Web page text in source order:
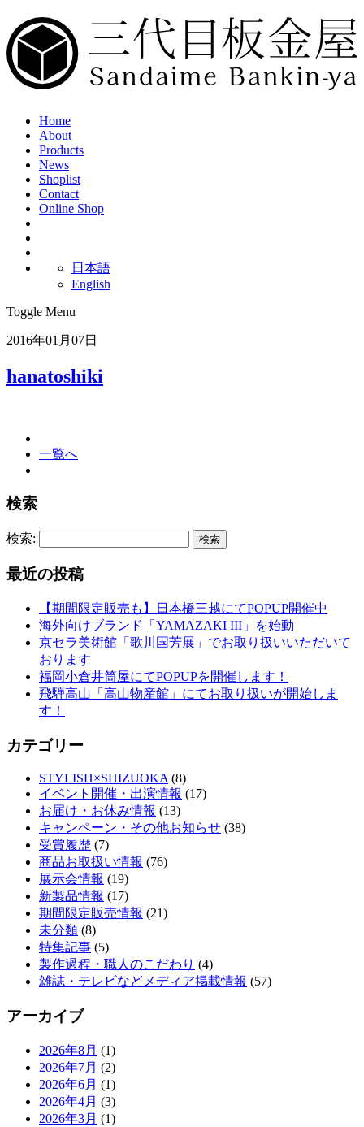
Home
About
Products
News
Shoplist
Contact
Online Shop
日本語
English
Toggle Menu
2016年01月07日
hanatoshiki
一覧へ
検索
検索:
最近の投稿
【期間限定販売も】日本橋三越にてPOPUP開催中
海外向けブランド「YAMAZAKI III」を始動
京セラ美術館「歌川国芳展」でお取り扱いいただいて
おります
福岡小倉井筒屋にてPOPUPを開催します！
飛騨高山「高山物産館」にてお取り扱いが開始しま
す！
カテゴリー
STYLISH×SHIZUOKA (8)
イベント開催・出演情報 (17)
お届け・お休み情報 (13)
キャンペーン・その他お知らせ (38)
受賞履歴 (7)
商品お取扱い情報 (76)
展示会情報 (19)
新製品情報 (17)
期間限定販売情報 (21)
未分類 (8)
特集記事 (5)
製作過程・職人のこだわり (4)
雑誌・テレビなどメディア掲載情報 (57)
アーカイブ
2026年8月 (1)
2026年7月 (2)
2026年6月 (1)
2026年4月 (3)
2026年3月 (1)